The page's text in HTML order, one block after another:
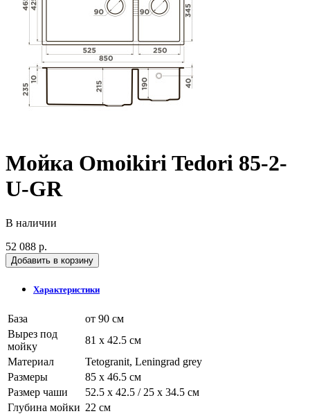
Мойка Omoikiri Tedori 85-2-
U-GR
В наличии
52 088 р.
Добавить в корзину
Характеристики
База
от 90 см
Вырез под
мойку
81 x 42.5 см
Материал
Tetogranit, Leningrad grey
Размеры
85 x 46.5 см
Размер чаши
52.5 х 42.5 / 25 х 34.5 см
Глубина мойки 22 см